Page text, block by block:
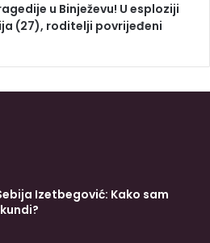
u Binježevu! U esploziji
(27), roditelji povrijeđeni
Sebija Izetbegović: Kako sam